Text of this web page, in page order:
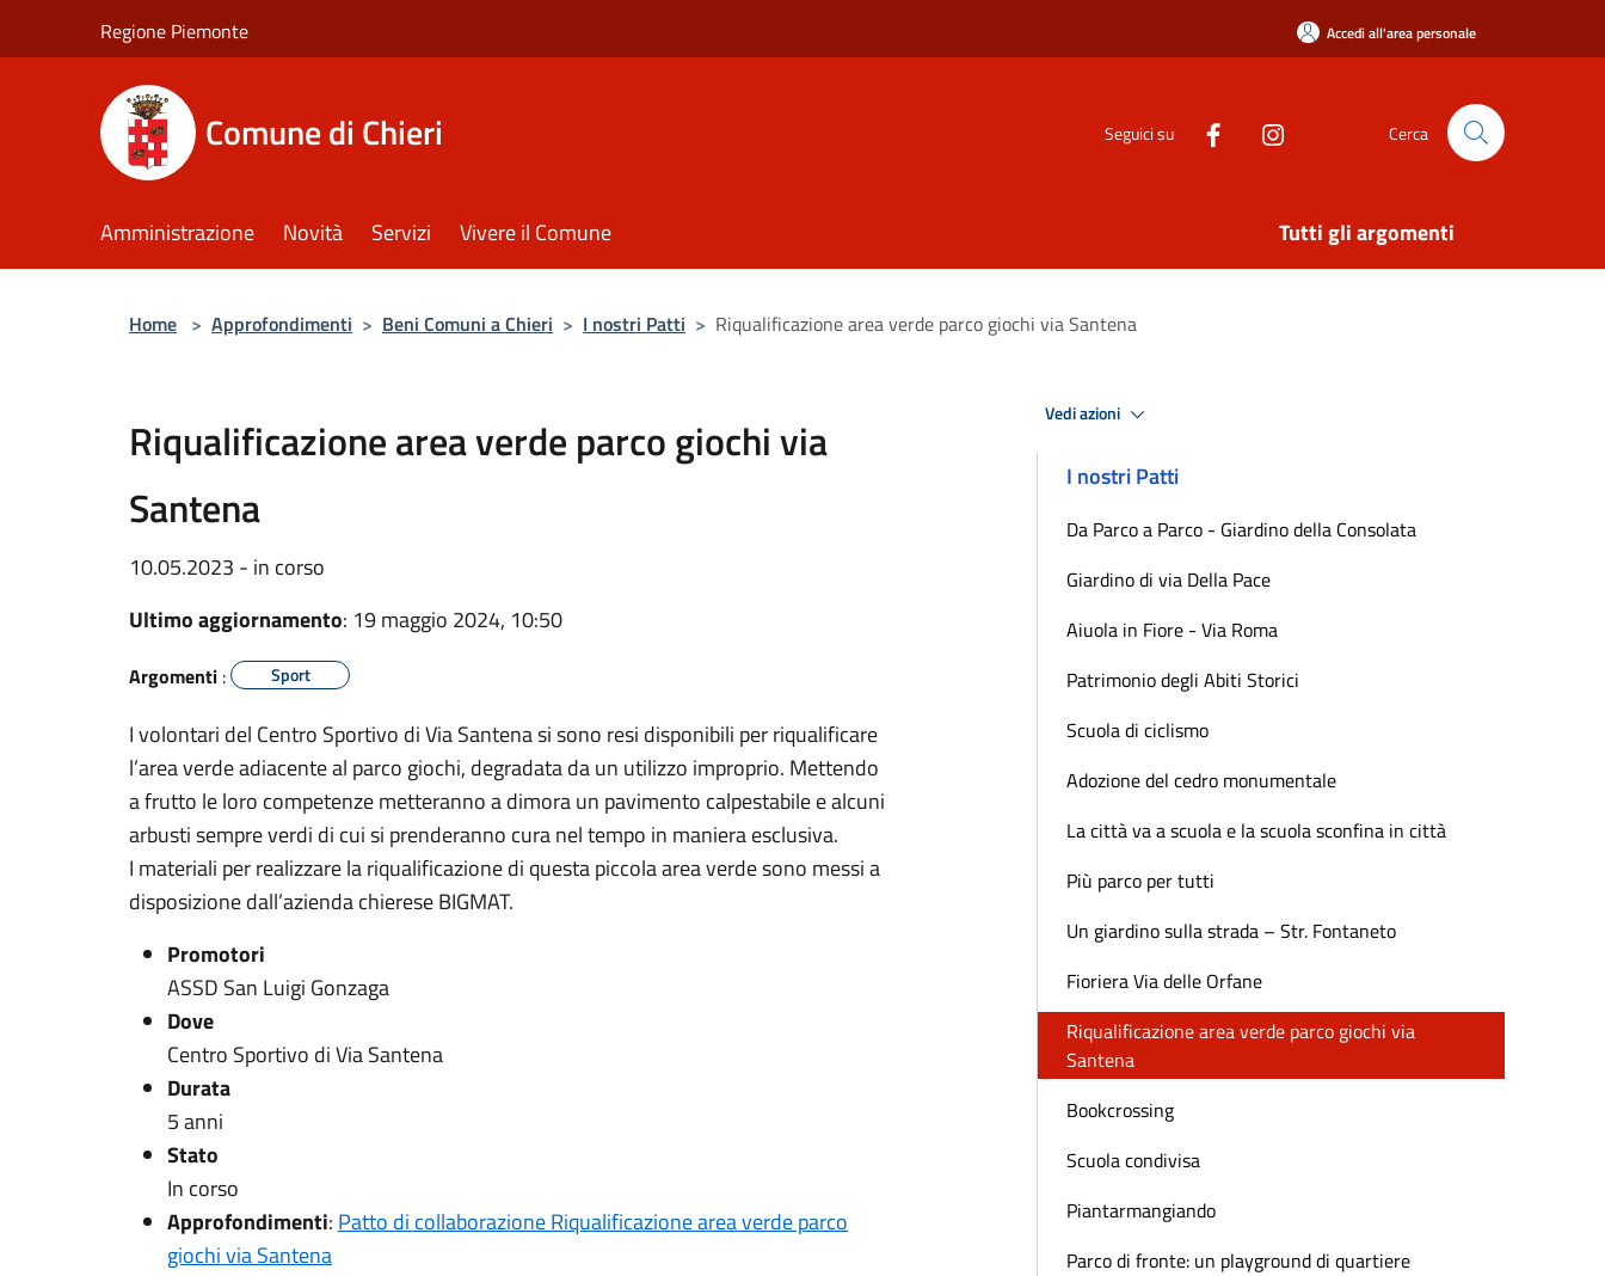
Regione Piemonte Accedi all'area personale
Comune di Chieri Seguici su Cerca
Amministrazione Novità Servizi Vivere il Comune Tutti gli argomenti
Home > Approfondimenti > Beni Comuni a Chieri > I nostri Patti > Riqualificazione area verde parco giochi via Santena
Riqualificazione area verde parco giochi via
Santena
10.05.2023 - in corso
Ultimo aggiornamento: 19 maggio 2024, 10:50
Argomenti : Sport
I volontari del Centro Sportivo di Via Santena si sono resi disponibili per riqualificare
l’area verde adiacente al parco giochi, degradata da un utilizzo improprio. Mettendo
a frutto le loro competenze metteranno a dimora un pavimento calpestabile e alcuni
arbusti sempre verdi di cui si prenderanno cura nel tempo in maniera esclusiva.
I materiali per realizzare la riqualificazione di questa piccola area verde sono messi a
disposizione dall’azienda chierese BIGMAT.
Promotori
ASSD San Luigi Gonzaga
Dove
Centro Sportivo di Via Santena
Durata
5 anni
Stato
In corso
Approfondimenti: Patto di collaborazione Riqualificazione area verde parco
giochi via Santena
Vedi azioni
I nostri Patti
Da Parco a Parco - Giardino della Consolata
Giardino di via Della Pace
Aiuola in Fiore - Via Roma
Patrimonio degli Abiti Storici
Scuola di ciclismo
Adozione del cedro monumentale
La città va a scuola e la scuola sconfina in città
Più parco per tutti
Un giardino sulla strada – Str. Fontaneto
Fioriera Via delle Orfane
Riqualificazione area verde parco giochi via
Santena
Bookcrossing
Scuola condivisa
Piantarmangiando
Parco di fronte: un playground di quartiere